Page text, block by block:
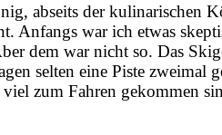
abseits der kulinarischen
Anfangs war ich etwas
dem war nicht so. Das
selten eine Piste zweimal
zum Fahren gekommen